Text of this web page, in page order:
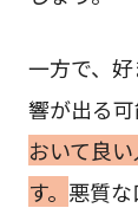
一方で、
響が出る可
おいて良
す。 悪質